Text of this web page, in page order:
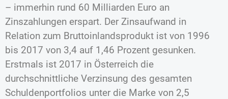
– immerhin rund 60 Milliarden Euro an
Zinszahlungen erspart. Der Zinsaufwand in
Relation zum Bruttoinlandsprodukt ist von 1996
bis 2017 von 3,4 auf 1,46 Prozent gesunken.
Erstmals ist 2017 in Österreich die
durchschnittliche Verzinsung des gesamten
Schuldenportfolios unter die Marke von 2,5